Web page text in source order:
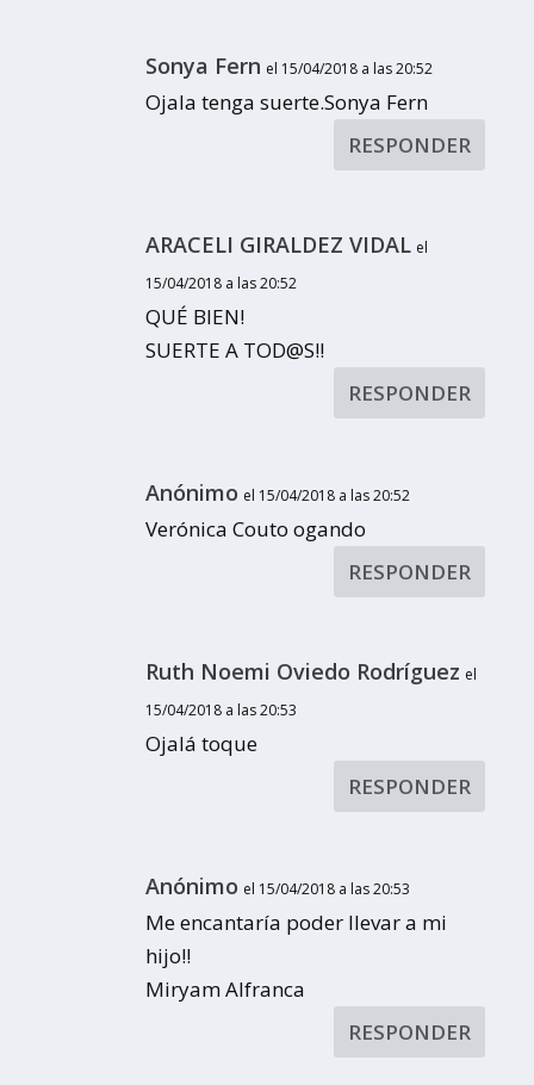
Sonya Fern el 15/04/2018 a las 20:52
Ojala tenga suerte.Sonya Fern
RESPONDER
ARACELI GIRALDEZ VIDAL el
15/04/2018 a las 20:52
QUÉ BIEN!
SUERTE A TOD@S!!
RESPONDER
Anónimo el 15/04/2018 a las 20:52
Verónica Couto ogando
RESPONDER
Ruth Noemi Oviedo Rodríguez el
15/04/2018 a las 20:53
Ojalá toque
RESPONDER
Anónimo el 15/04/2018 a las 20:53
Me encantaría poder llevar a mi
hijo!!
Miryam Alfranca
RESPONDER